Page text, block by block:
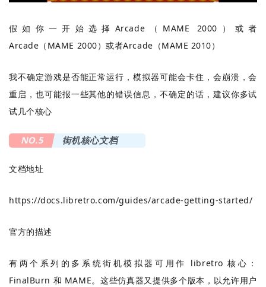
假如你一开始选择Arcade（MAME 2000）或者
Arcade（MAME 2000）或者Arcade（MAME 2010）
我不确定游戏是否能正常运行，模拟器可能会卡住，会崩溃，会
重启，也可能报一些其他的错误信息，不确定的话，建议你多试
试几个核心
NO.5 街机核心文档
文档地址
https://docs.libretro.com/guides/arcade-getting-started/
官方的描述
有两个系列的多系统街机模拟器可用作 libretro 核心：
FinalBurn 和 MAME。这些仿真器又提供多个版本，以允许用户